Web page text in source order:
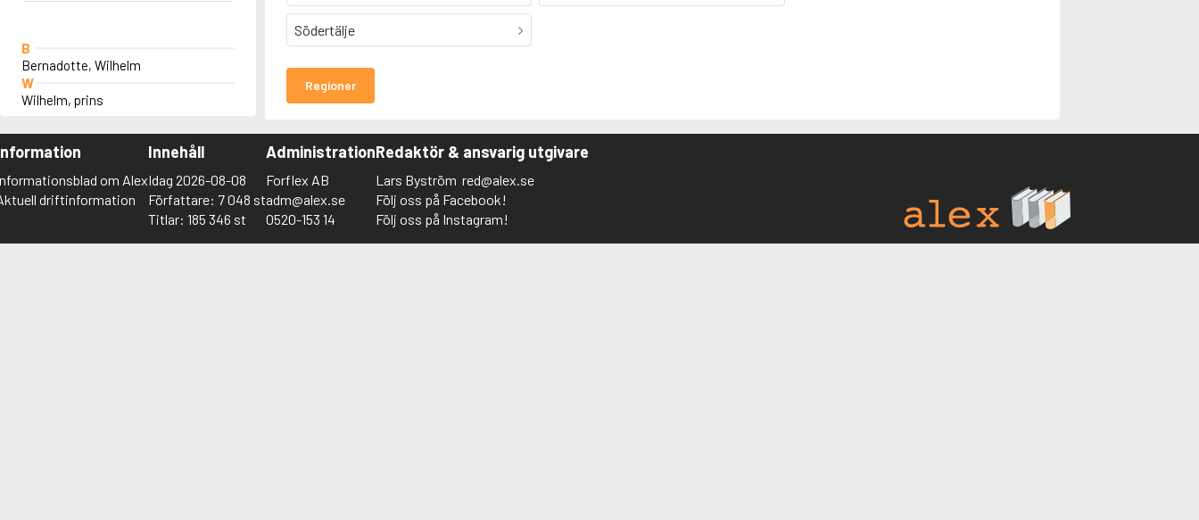
B
Bernadotte, Wilhelm
W
Wilhelm, prins
Södertälje
Regioner
om Alex
driftinformation
Innehåll
Idag 2026-08-08
Författare: 7 048 st
Titlar: 185 346 st
Administration
Forflex AB
adm@alex.se
0520-153 14
Redaktör & ansvarig utgivare
Lars Byström red@alex.se
Följ oss på Facebook!
Följ oss på Instagram!